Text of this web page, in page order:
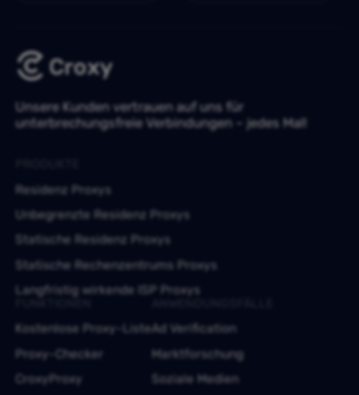
Unsere Kunden vertrauen auf uns für
unterbrechungsfreie Verbindungen – jedes Mal!
Residenz Proxys
Unbegrenzte Residenz Proxys
Statische Residenz Proxys
Statische Rechenzentrums Proxys
Langfristig wirkende ISP Proxys
Kostenlose Proxy-Liste
Proxy-Checker
CroxyProxy
Ad Verification
Marktforschung
Soziale Medien